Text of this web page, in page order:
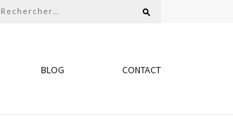
Rechercher :
BLOG CONTACT